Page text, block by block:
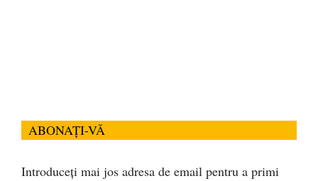
ABONAȚI-VĂ
Introduceți mai jos adresa de email pentru a primi